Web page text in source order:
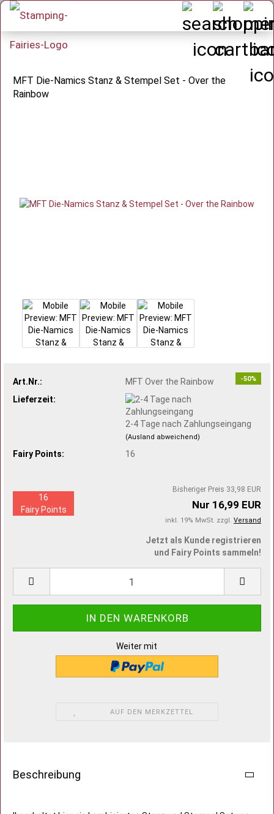
MFT Die-Namics Stanz & Stempel Set - Over the
Rainbow
-50%
Art.Nr.:
MFT Over the Rainbow
Lieferzeit:
2-4 Tage nach Zahlungseingang
(Ausland abweichend)
Fairy Points: 16
Bisheriger Preis 33,98 EUR
Nur 16,99 EUR
inkl. 19% MwSt. zzgl. Versand
16
Fairy Points
Jetzt als Kunde registrieren
und Fairy Points sammeln!
Weiter mit
AUF DEN MERKZETTEL
Beschreibung